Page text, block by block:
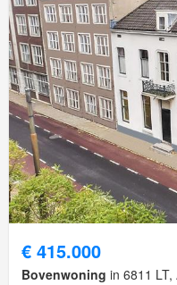
€ 415.000
Bovenwoning in 6811